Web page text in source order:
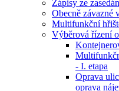
Zápisy ze
Obecně závazné
Multifunkční
Výběrová řízení
- I. etapa
Oprava
oprava